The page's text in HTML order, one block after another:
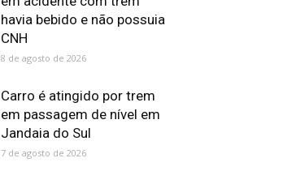
havia bebido e não possuia
CNH
8 de agosto de 2026
Carro é atingido por trem
em passagem de nível em
Jandaia do Sul
7 de agosto de 2026